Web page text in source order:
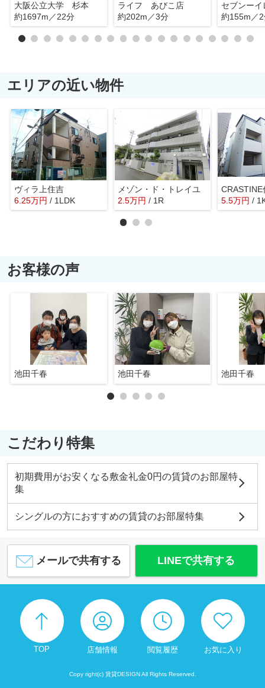
大阪公立大学 杉本
約1697m／22分
ライフ あびこ店
約202m／3分
約155m／
エリアの近い物件
ヴィラ上住吉
6.25万円 / 1LDK
メゾン・ド・トレイユ
2.5万円 / 1R
CRASTINE
5.5万円 /
お客様の声
池田千春 池田千春 池田千春
こだわり特集
初期費用がお安くなる敷金礼金0円の賃貸のお部屋特
集
シングルの方におすすめの賃貸のお部屋特集
メールで共有する LINEで共有する
TOP 店舗情報 閲覧履歴 お気に入り
Copy right(c) 賃貸DESIGN All Rights Reserved.